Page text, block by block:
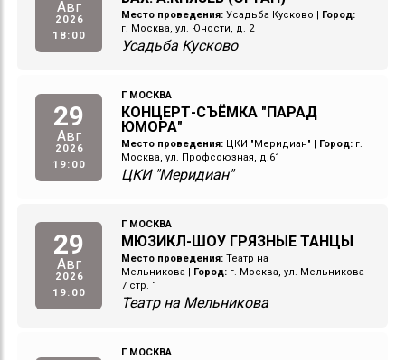
Авг
2026
18:00
Место проведения: Усадьба Кусково
Город:
г. Москва, ул. Юности, д. 2
Усадьба Кусково
29
Авг
2026
19:00
Г МОСКВА
КОНЦЕРТ-СЪЁМКА "ПАРАД
ЮМОРА"
Место проведения: ЦКИ "Меридиан" Город: г.
Москва, ул. Профсоюзная, д.61
ЦКИ "Меридиан"
29
Авг
2026
19:00
Г МОСКВА
МЮЗИКЛ-ШОУ ГРЯЗНЫЕ ТАНЦЫ
Место проведения: Театр на
Мельникова
Город: г. Москва, ул. Мельникова
7 стр. 1
Театр на Мельникова
Г МОСКВА